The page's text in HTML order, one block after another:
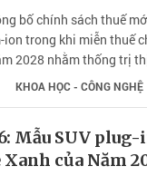
bố chính sách thuế
trong khi miễn thuế
2028 nhằm thống trị
tiếp.
KHOA HỌC - CÔNG NGHỆ
Mẫu SUV
của Năm